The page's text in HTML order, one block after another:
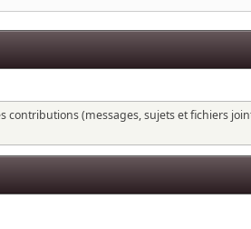
contributions (messages, sujets et fichiers